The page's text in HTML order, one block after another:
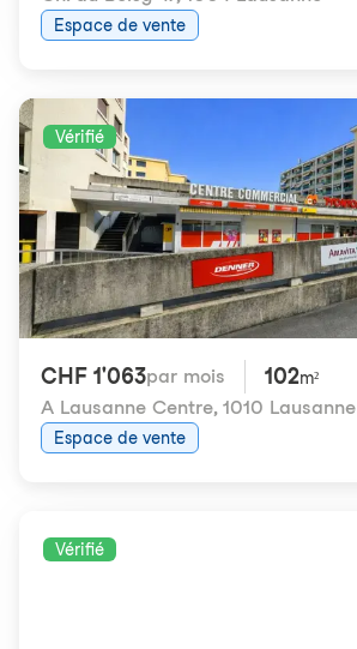
Espace de vente
Vérifié
CHF 1'063par mois 102m²
A Lausanne Centre, 1010 Lausanne
Espace de vente
Vérifié